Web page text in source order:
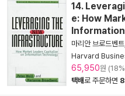
14.
e: How
마리안 브로드벤트
Harvard
65,950원
택배로 주문하면